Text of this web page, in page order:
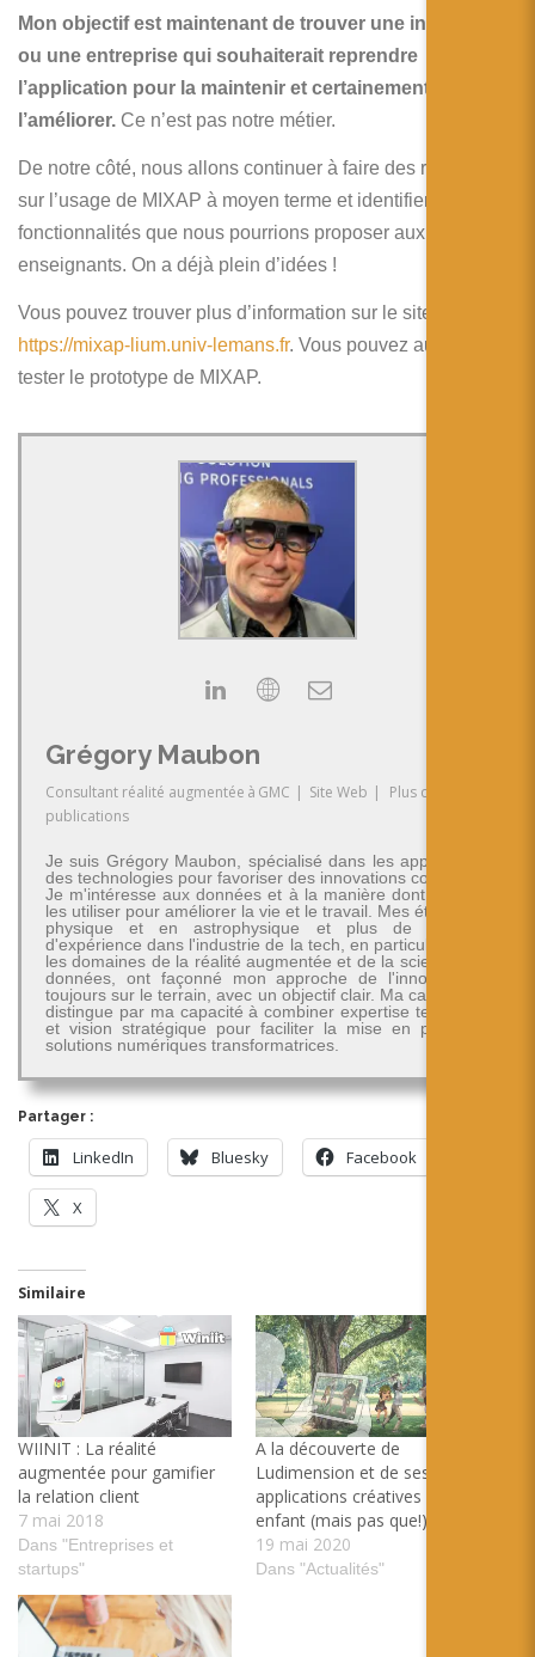
Mon objectif est maintenant de trouver une institution
ou une entreprise qui souhaiterait reprendre
l’application pour la maintenir et certainement
l’améliorer. Ce n’est pas notre métier.
De notre côté, nous allons continuer à faire des recherches
sur l’usage de MIXAP à moyen terme et identifier d’autres
fonctionnalités que nous pourrions proposer aux
enseignants. On a déjà plein d’idées !
Vous pouvez trouver plus d’information sur le site :
https://mixap-lium.univ-lemans.fr. Vous pouvez aussi y
tester le prototype de MIXAP.
Grégory Maubon
Consultant réalité augmentée à GMC | Site Web |
Plus de
publications
Je suis Grégory Maubon, spécialisé dans les applications
des technologies pour favoriser des innovations concrètes.
Je m'intéresse aux données et à la manière dont on peut
les utiliser pour améliorer la vie et le travail. Mes études en
physique et en astrophysique et plus de 30 ans
d'expérience dans l'industrie de la tech, en particulier dans
les domaines de la réalité augmentée et de la science des
données, ont façonné mon approche de l'innovation -
toujours sur le terrain, avec un objectif clair. Ma carrière se
distingue par ma capacité à combiner expertise technique
et vision stratégique pour faciliter la mise en place de
solutions numériques transformatrices.
Partager :
LinkedIn Bluesky Facebook
X
Similaire
WIINIT : La réalité
augmentée pour gamifier
la relation client
7 mai 2018
Dans "Entreprises et
startups"
A la découverte de
Ludimension et de ses
applications créatives pour
enfant (mais pas que!)
19 mai 2020
Dans "Actualités"